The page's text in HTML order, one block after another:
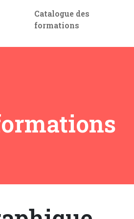
Catalogue des
formations